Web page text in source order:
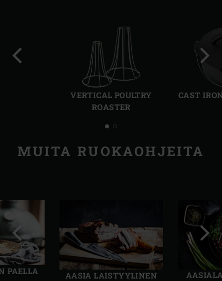
VERTICAL POULTRY
ROASTER
CAST
MUITA RUOKAOHJEITA
PAELLA
AASIA­ LAISTYYLINEN
Edellinen
dia
dia